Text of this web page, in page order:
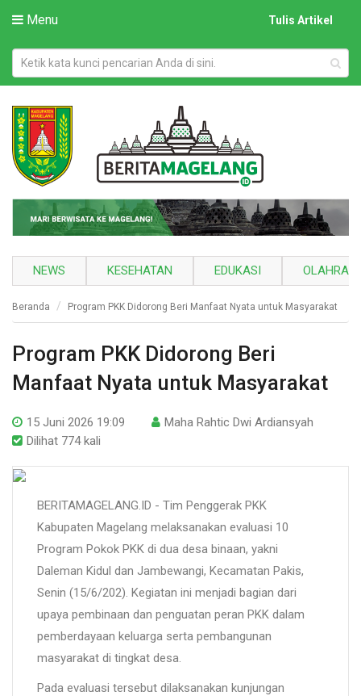
Menu Tulis Artikel
NEWS KESEHATAN EDUKASI
Beranda Program PKK Didorong Beri Manfaat Nyata untuk Masyarakat
Program PKK Didorong Beri
Manfaat Nyata untuk Masyarakat
15 Juni 2026 19:09
Maha Rahtic Dwi Ardiansyah
Dilihat 774 kali
BERITAMAGELANG.ID - Tim Penggerak PKK
Kabupaten Magelang melaksanakan evaluasi 10
Program Pokok PKK di dua desa binaan, yakni
Daleman Kidul dan Jambewangi, Kecamatan Pakis,
Senin (15/6/202). Kegiatan ini menjadi bagian dari
upaya pembinaan dan penguatan peran PKK dalam
pemberdayaan keluarga serta pembangunan
masyarakat di tingkat desa.
Pada evaluasi tersebut dilaksanakan kunjungan